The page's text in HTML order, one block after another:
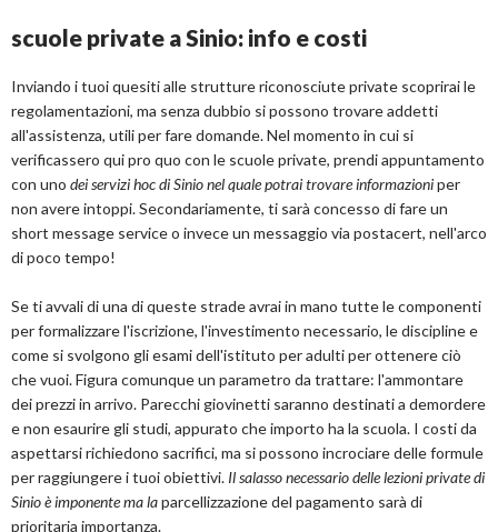
scuole private a Sinio: info e costi
Inviando i tuoi quesiti alle strutture riconosciute private scoprirai le
regolamentazioni, ma senza dubbio si possono trovare addetti
all'assistenza, utili per fare domande. Nel momento in cui si
verificassero qui pro quo con le scuole private, prendi appuntamento
con uno dei servizi hoc di Sinio nel quale potrai trovare informazioniper
non avere intoppi. Secondariamente, ti sarà concesso di fare un
short message service o invece un messaggio via postacert, nell'arco
di poco tempo!
Se ti avvali di una di queste strade avrai in mano tutte le componenti
per formalizzare l'iscrizione, l'investimento necessario, le discipline e
come si svolgono gli esami dell'istituto per adulti per ottenere ciò
che vuoi. Figura comunque un parametro da trattare: l'ammontare
dei prezzi in arrivo. Parecchi giovinetti saranno destinati a demordere
e non esaurire gli studi, appurato che importo ha la scuola. I costi da
aspettarsi richiedono sacrifici, ma si possono incrociare delle formule
per raggiungere i tuoi obiettivi. Il salasso necessario delle lezioni private di
Sinio è imponente ma laparcellizzazione del pagamento sarà di
prioritaria importanza.